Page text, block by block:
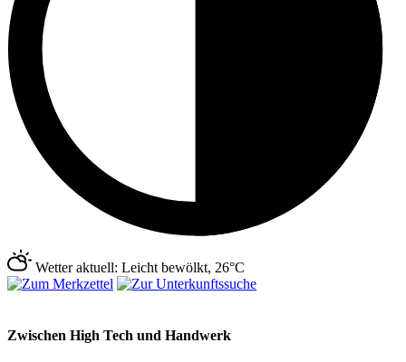
Wetter aktuell: Leicht bewölkt, 26°C
Zwischen High Tech und Handwerk